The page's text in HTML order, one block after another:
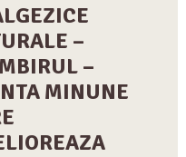
–
–
MINUNE